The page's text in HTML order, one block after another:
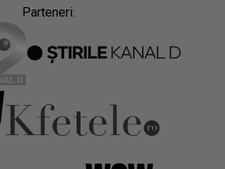
Parteneri: